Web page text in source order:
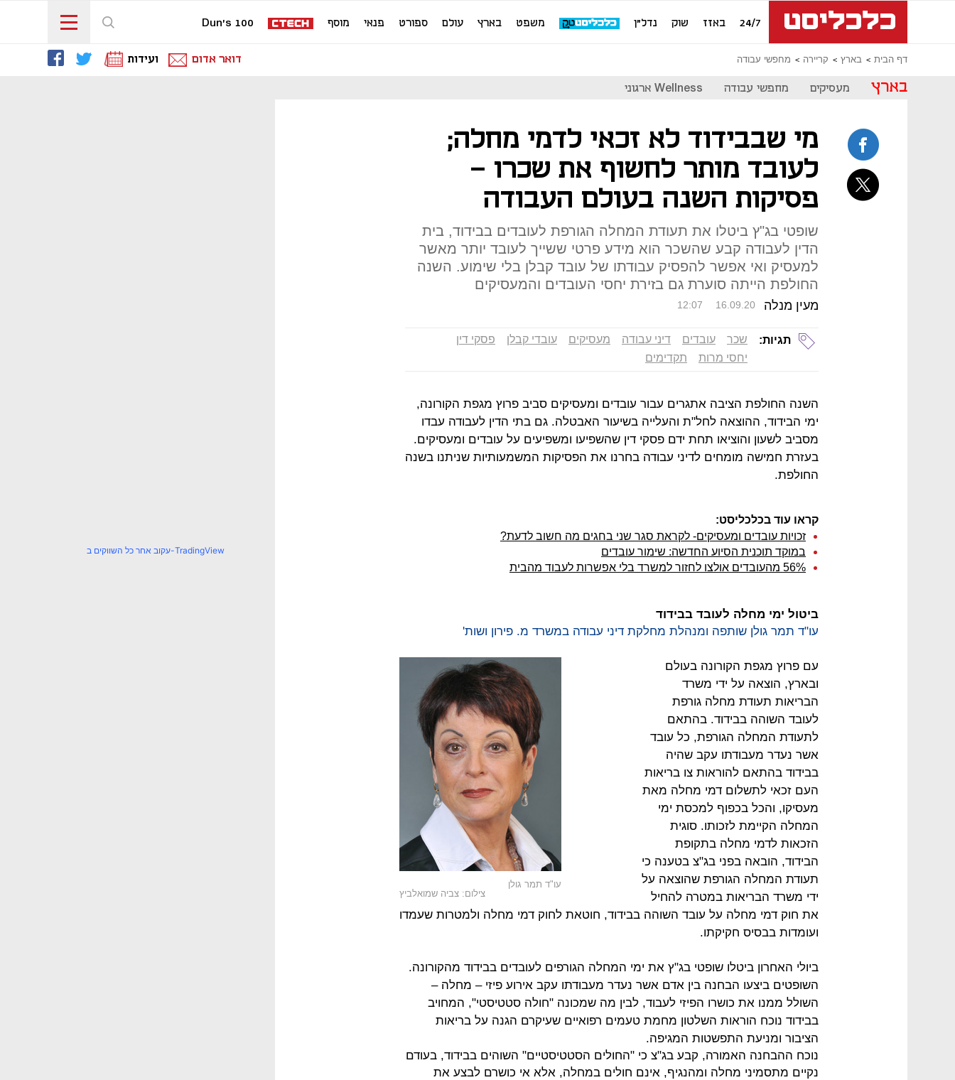
24/7 באזז שוק נדל"ן משפט בארץ עולם ספורט פנאי מוסף Dun's 100
דף הבית בארץ קריירה מחפשי עבודה דואר אדום ועידות
בארץ מעסיקים מחפשי עבודה Wellness ארגוני
מי שבבידוד לא זכאי לדמי מחלה;
לעובד מותר לחשוף את שכרו -
פסיקות השנה בעולם העבודה
שופטי בג"ץ ביטלו את תעודת המחלה הגורפת לעובדים בבידוד, בית
הדין לעבודה קבע שהשכר הוא מידע פרטי ששייך לעובד יותר מאשר
למעסיק ואי אפשר להפסיק עבודתו של עובד קבלן בלי שימוע. השנה
החולפת הייתה סוערת גם בזירת יחסי העובדים והמעסיקים
מעין מנלה 12:07 16.09.20
תגיות: שכר עובדים דיני עבודה מעסיקים עובדי קבלן
פסקי דין
יחסי מרות
תקדימים
השנה החולפת הציבה אתגרים עבור עובדים ומעסיקים סביב פרוץ מגפת הקורונה,
ימי הבידוד, ההוצאה לחל"ת והעלייה בשיעור האבטלה. גם בתי הדין לעבודה עבדו
מסביב לשעון והוציאו תחת ידם פסקי דין שהשפיעו ומשפיעים על עובדים ומעסיקים.
בעזרת חמישה מומחים לדיני עבודה בחרנו את הפסיקות המשמעותיות שניתנו בשנה
החולפת.
קראו עוד בכלכליסט:
זכויות עובדים ומעסיקים- לקראת סגר שני בחגים מה חשוב לדעת?
במוקד תוכנית הסיוע החדשה: שימור עובדים
56% מהעובדים אולצו לחזור למשרד בלי אפשרות לעבוד מהבית
ביטול ימי מחלה לעובד בבידוד
עו"ד תמר גולן שותפה ומנהלת מחלקת דיני עבודה במשרד מ. פירון ושות'
עו"ד תמר גולן
צילום: צביה שמואלביץ
עם פרוץ מגפת הקורונה בעולם
ובארץ, הוצאה על ידי משרד
הבריאות תעודת מחלה גורפת
לעובד השוהה בבידוד. בהתאם
לתעודת המחלה הגורפת, כל עובד
אשר נעדר מעבודתו עקב שהיה
בבידוד בהתאם להוראות צו בריאות
העם זכאי לתשלום דמי מחלה מאת
מעסיקו, והכל בכפוף למכסת ימי
המחלה הקיימת לזכותו. סוגית
הזכאות לדמי מחלה בתקופת
הבידוד, הובאה בפני בג"צ בטענה כי
תעודת המחלה הגורפת שהוצאה על
ידי משרד הבריאות במטרה להחיל
את חוק דמי מחלה על עובד השוהה בבידוד, חוטאת לחוק דמי מחלה ולמטרות שעמדו
ועומדות בבסיס חקיקתו.
ביולי האחרון ביטלו שופטי בג"ץ את ימי המחלה הגורפים לעובדים בבידוד מהקורונה.
השופטים ביצעו הבחנה בין אדם אשר נעדר מעבודתו עקב אירוע פיזי – מחלה –
השולל ממנו את כושרו הפיזי לעבוד, לבין מה שמכונה "חולה סטטיסטי", המחויב
בבידוד נוכח הוראות השלטון מחמת טעמים רפואיים שעיקרם הגנה על בריאות
הציבור ומניעת התפשטות המגיפה.
נוכח ההבחנה האמורה, קבע בג"צ כי "החולים הסטטיסטיים" השוהים בבידוד, בעודם
נקיים מתסמיני מחלה ומהנגיף, אינם חולים במחלה, אלא אי כושרם לבצע את
עקוב אחר כל השווקים ב-TradingView